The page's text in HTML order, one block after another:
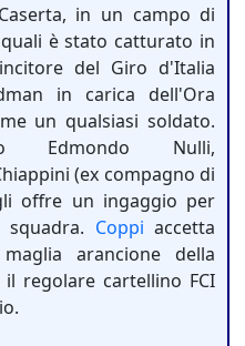
in un campo di
è stato catturato in
del Giro d'Italia
in carica dell'Ora
un qualsiasi soldato.
Edmondo Nulli,
(ex compagno di
offre un ingaggio per
Coppi accetta
arancione della
regolare cartellino FCI